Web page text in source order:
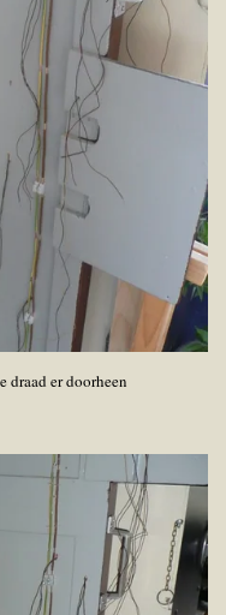
draad er doorheen